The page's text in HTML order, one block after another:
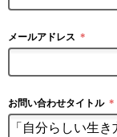
メールアドレス ＊
お問い合わせタイトル ＊